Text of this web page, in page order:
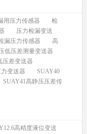
用压力传感器
检
压力检漏变送
漏压力传感器
高
低压差测量变送器
压差变送器
变送器
SUAY40
SUAY41高静压压差传
高精度液位变送